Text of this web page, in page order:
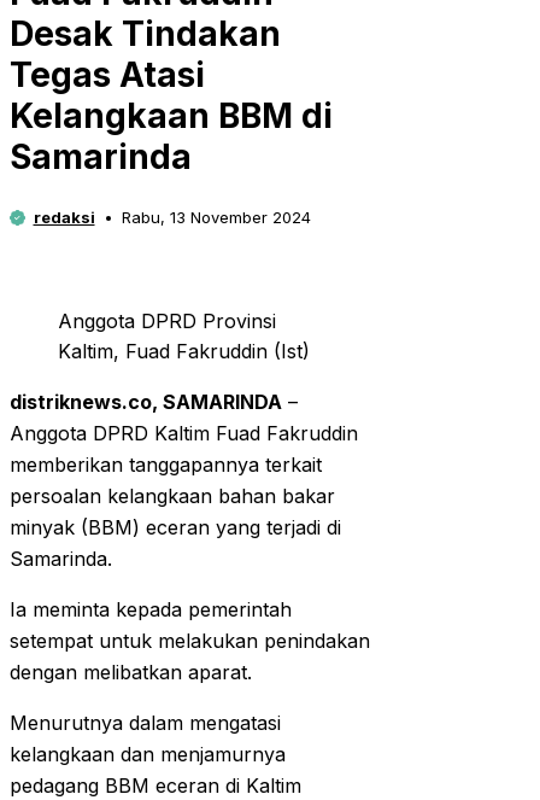
Desak Tindakan
Tegas Atasi
Kelangkaan BBM di
Samarinda
redaksi Rabu, 13 November 2024
Anggota DPRD Provinsi
Kaltim, Fuad Fakruddin (Ist)
distriknews.co, SAMARINDA –
Anggota DPRD Kaltim Fuad Fakruddin
memberikan tanggapannya terkait
persoalan kelangkaan bahan bakar
minyak (BBM) eceran yang terjadi di
Samarinda.
Ia meminta kepada pemerintah
setempat untuk melakukan penindakan
dengan melibatkan aparat.
Menurutnya dalam mengatasi
kelangkaan dan menjamurnya
pedagang BBM eceran di Kaltim